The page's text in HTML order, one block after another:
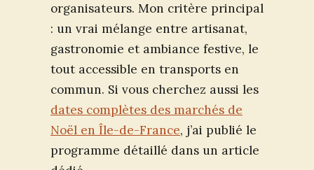
organisateurs. Mon critère principal
: un vrai mélange entre artisanat,
gastronomie et ambiance festive, le
tout accessible en transports en
commun. Si vous cherchez aussi les
dates complètes des marchés de
Noël en Île-de-France, j’ai publié le
programme détaillé dans un article